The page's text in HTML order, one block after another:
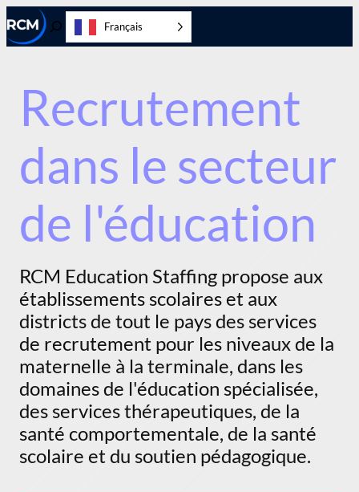
directement
au
Activer/désactiver
la
Français
Recrutement
dans le secteur
de l'éducation
RCM Education Staffing propose aux
établissements scolaires et aux
districts de tout le pays des services
de recrutement pour les niveaux de la
maternelle à la terminale, dans les
domaines de l'éducation spécialisée,
des services thérapeutiques, de la
santé comportementale, de la santé
scolaire et du soutien pédagogique.